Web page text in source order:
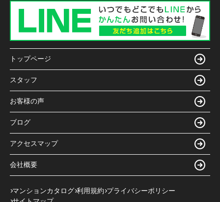
トップページ
スタッフ
お客様の声
ブログ
アクセスマップ
会社概要
マンションカタログ 利用規約 プライバシーポリシー